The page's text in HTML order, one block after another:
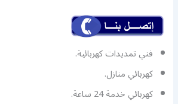
فني تمديدات كهربائية.
كهربائي منازل.
كهربائي خدمة 24 ساعة.